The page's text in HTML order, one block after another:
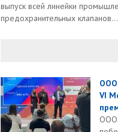
выпуск всей линейки
предохранительных клапанов...
ООО
VI
ООО